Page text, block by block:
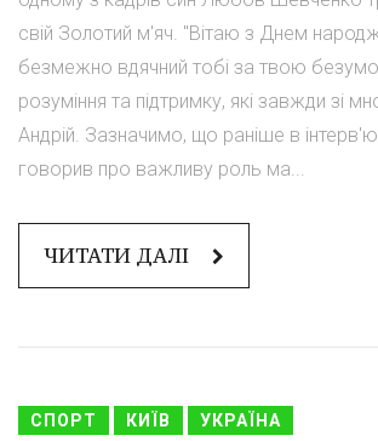
свій Золотий м'яч. "Вітаю з Днем
безмежно вдячний тобі за твою
розуміння та підтримку, які завжди зі
Андрій. Зазначимо, що раніше в
говорив про важливу роль ма...
ЧИТАТИ ДАЛІ
СПОРТ КИЇВ УКРАЇНА